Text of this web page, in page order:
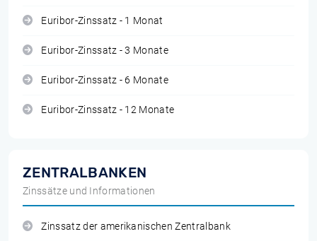
Euribor-Zinssatz - 1 Monat
Euribor-Zinssatz - 3 Monate
Euribor-Zinssatz - 6 Monate
Euribor-Zinssatz - 12 Monate
ZENTRALBANKEN
Zinssätze und Informationen
Zinssatz der amerikanischen Zentralbank